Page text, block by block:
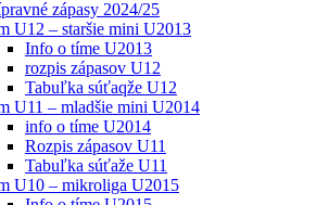
zápasy 2024/25
U12 – staršie mini U2013
Info o tíme U2013
rozpis zápasov U12
Tabuľka súťaqže U12
U11 – mladšie mini U2014
info o tíme U2014
Rozpis zápasov U11
Tabuľka súťaže U11
U10 – mikroliga U2015